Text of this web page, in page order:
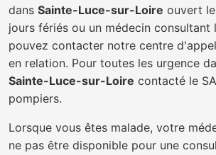
dans Sainte-Luce-sur-Loire ouvert
jours fériés ou un médecin consultant
pouvez contacter notre centre
en relation. Pour toutes les urgence
Sainte-Luce-sur-Loire contacté le
pompiers.
Lorsque vous êtes malade, votre
ne pas être disponible pour une